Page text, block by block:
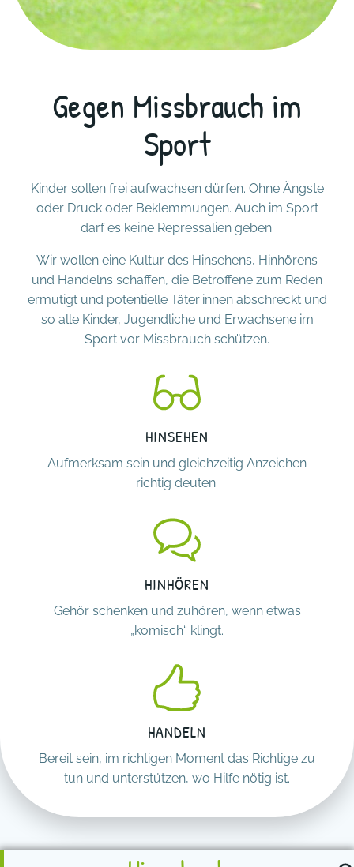
Gegen Missbrauch im
Sport
Kinder sollen frei aufwachsen dürfen. Ohne Ängste
oder Druck oder Beklemmungen. Auch im Sport
darf es keine Repressalien geben.
Wir wollen eine Kultur des Hinsehens, Hinhörens
und Handelns schaffen, die Betroffene zum Reden
ermutigt und potentielle Täter:innen abschreckt und
so alle Kinder, Jugendliche und Erwachsene im
Sport vor Missbrauch schützen.
HINSEHEN
Aufmerksam sein und gleichzeitig Anzeichen
richtig deuten.
HINHÖREN
Gehör schenken und zuhören, wenn etwas
„komisch“ klingt.
HANDELN
Bereit sein, im richtigen Moment das Richtige zu
tun und unterstützen, wo Hilfe nötig ist.